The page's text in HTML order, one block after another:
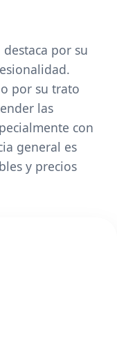
por su
por su trato
las
con
general es
y precios